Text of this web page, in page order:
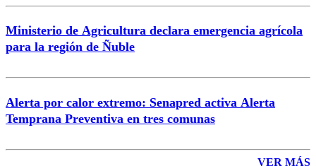
Ministerio de Agricultura declara emergencia agrícola
para la región de Ñuble
Alerta por calor extremo: Senapred activa Alerta
Temprana Preventiva en tres comunas
VER MÁS